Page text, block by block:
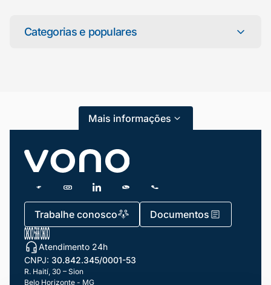
Categorias e populares
Atendimento ao Cliente
Blog
Dicas e Tutoriais
Gestão de Condomínios
Gestão de Frotas
Gestão de Negócios
Gestão de pessoas e Liderança
Gestão Financeira
Mais informações
Trabalhe conosco Documentos
Atendimento 24h
CNPJ: 30.842.345/0001-53
R. Haití, 30 – Sion
Belo Horizonte - MG
online agora